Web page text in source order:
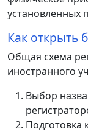
установленных
Как открыть
Общая схема
иностранного
Выбор
Подготовка